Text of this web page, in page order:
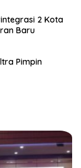
2 Kota
Baru
Pimpin